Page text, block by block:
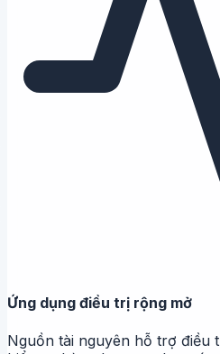
Ứng dụng điều trị rộng mở
Nguồn tài nguyên hỗ trợ điều